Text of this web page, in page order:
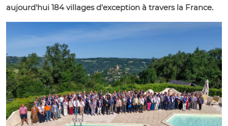
aujourd'hui 184 villages d'exception à travers la France.